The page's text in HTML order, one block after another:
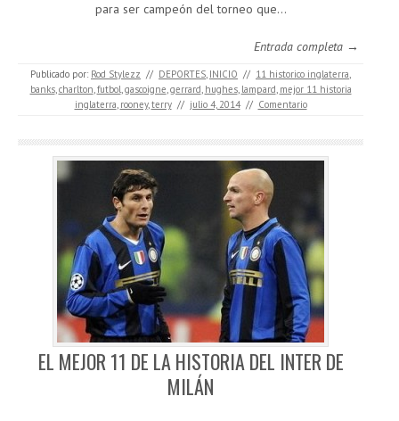
para ser campeón del torneo que…
Entrada completa →
Publicado por: Rod Stylezz // DEPORTES, INICIO // 11 historico inglaterra,
banks,charlton,futbol,gascoigne,gerrard, hughes, lampard, mejor 11 historia
inglaterra, rooney,terry // julio 4, 2014 // Comentario
EL MEJOR 11 DE LA HISTORIA DEL INTER DE
MILÁN